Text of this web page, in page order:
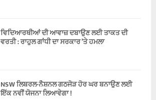
ਵਿਦਿਆਰਥੀਆਂ ਦੀ ਆਵਾਜ਼ ਦਬਾਉਣ ਲਈ ਤਾਕਤ ਦੀ
ਵਰਤੀ : ਰਾਹੁਲ ਗਾਂਧੀ ਦਾ ਸਰਕਾਰ ’ਤੇ ਹਮਲਾ
NSW ਲਿਬਰਲ-ਨੈਸ਼ਨਲ ਗਠਜੋੜ ਹੋਰ ਘਰ ਬਨਾਉਣ ਲਈ
ਇੱਕ ਨਵੀਂ ਯੋਜਨਾ ਲਿਆਵੇਗਾ !